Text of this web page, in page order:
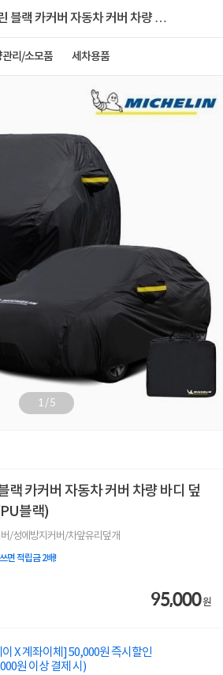
블랙 카커버 자동차 커버 차량 바
관리/소모품 세차용품
1/5
랙 카커버 자동차 커버 차량 바디 덮
블랙)
/성에방지커버/차앞유리덮개
면 적립금 2배!
95,000원
X 계좌이체] 50,000원 즉시할인
원 이상 결제 시)